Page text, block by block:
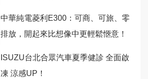
中華純電菱利E300：可商、可旅、零
排放，開起來比想像中更輕鬆愜意！
ISUZU台北合眾汽車夏季健診 全面啟
凍 涼感UP！